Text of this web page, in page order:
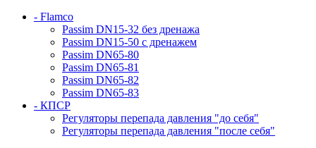
- Flamco
Passim DN15-32 без дренажа
Passim DN15-50 с дренажем
Passim DN65-80
Passim DN65-81
Passim DN65-82
Passim DN65-83
- КПСР
Регуляторы перепада давления "до себя"
Регуляторы перепада давления "после себя"